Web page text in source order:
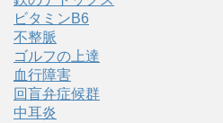
ビタミンB6
不整脈
ゴルフの上達
血行障害
回盲弁症候群
中耳炎